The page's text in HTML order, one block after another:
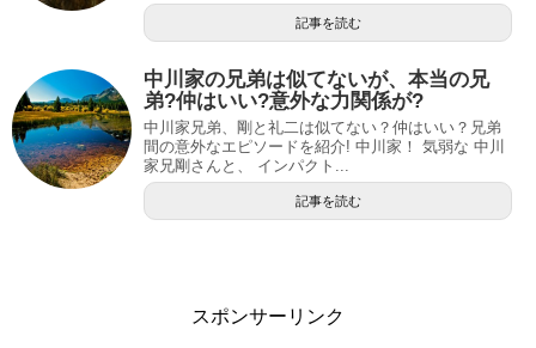
記事を読む
中川家の兄弟は似てないが、本当の兄
弟?仲はいい?意外な力関係が?
中川家兄弟、剛と礼二は似てない？仲はいい？兄弟
間の意外なエピソードを紹介! 中川家！ 気弱な 中川
家兄剛さんと、 インパクト...
記事を読む
スポンサーリンク